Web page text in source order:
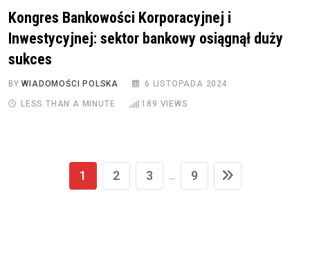
Kongres Bankowości Korporacyjnej i
Inwestycyjnej: sektor bankowy osiągnął duży
sukces
BYWIADOMOŚCI POLSKA 6 LISTOPADA 2024
LESS THAN A MINUTE 189 VIEWS
1 2 3 9